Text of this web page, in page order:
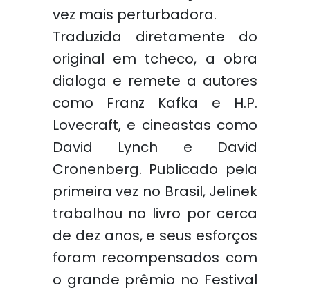
vez mais perturbadora.
Traduzida diretamente do
original em tcheco, a obra
dialoga e remete a autores
como Franz Kafka e H.P.
Lovecraft, e cineastas como
David Lynch e David
Cronenberg. Publicado pela
primeira vez no Brasil, Jelinek
trabalhou no livro por cerca
de dez anos, e seus esforços
foram recompensados com
o grande prêmio no Festival